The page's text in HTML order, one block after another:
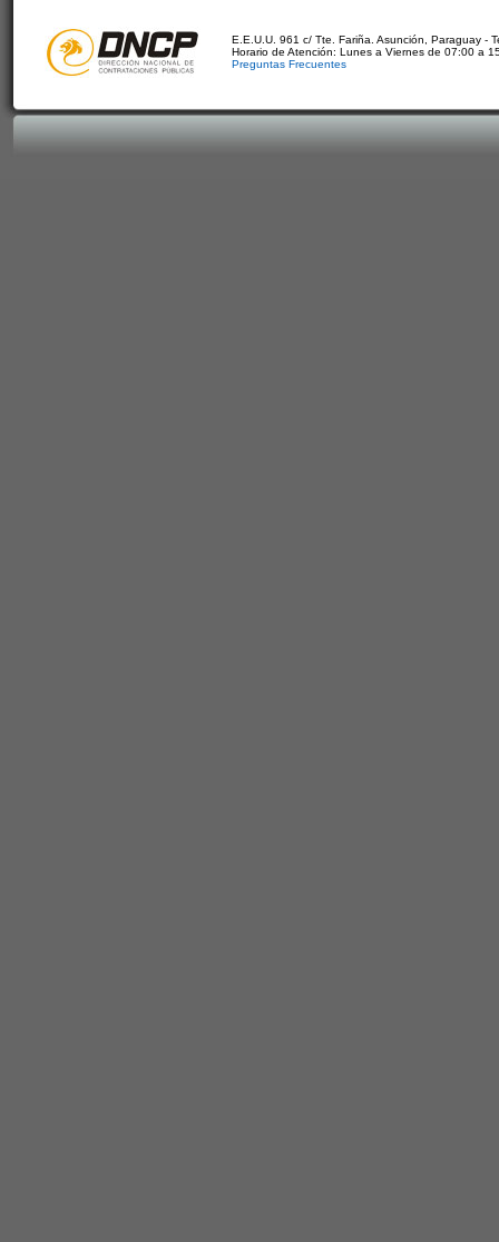
E.E.U.U. 961 c/ Tte. Fariña. Asunción, Paraguay -
Horario de Atención: Lunes a Viernes de 07:00 a
Preguntas Frecuentes